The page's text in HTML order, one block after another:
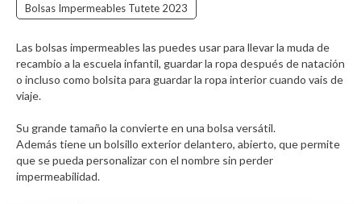
Bolsas Impermeables Tutete 2023
Las bolsas impermeables las puedes usar para llevar la muda de
recambio a la escuela infantil, guardar la ropa después de natación
o incluso como bolsita para guardar la ropa interior cuando vais de
viaje.
Su grande tamaño la convierte en una bolsa versátil.
Además tiene un bolsillo exterior delantero, abierto, que permite
que se pueda personalizar con el nombre sin perder
impermeabilidad.